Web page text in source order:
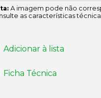
A imagem pode não
as características
Adicionar à lista
Ficha Técnica